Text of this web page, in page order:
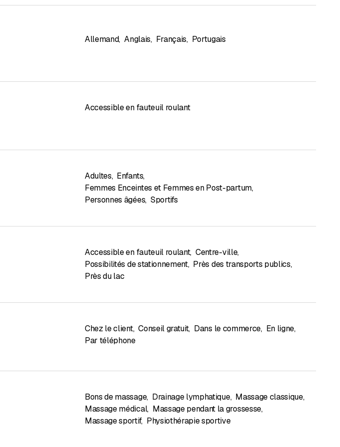
Allemand, Anglais, Français, Portugais
Accessible en fauteuil roulant
Adultes, Enfants,
Femmes Enceintes et Femmes en Post-partum,
Personnes âgées, Sportifs
Accessible en fauteuil roulant, Centre-ville,
Possibilités de stationnement, Près des transports publics,
Près du lac
Chez le client, Conseil gratuit, Dans le commerce, En ligne,
Par téléphone
Bons de massage, Drainage lymphatique, Massage classique,
Massage médical, Massage pendant la grossesse,
Massage sportif, Physiothérapie sportive